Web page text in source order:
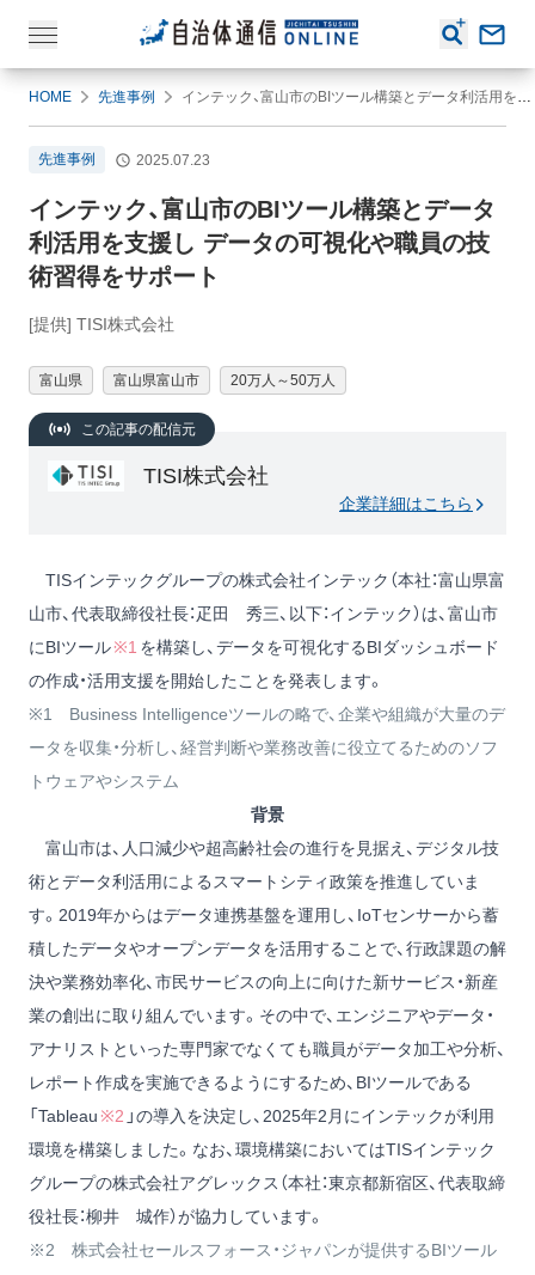
HOME 先進事例 インテック、富山市のBIツール構築とデータ利活用を支援し データの可視化や職員の技術習得をサポート
先進事例 2025.07.23
インテック、富山市のBIツール構築とデータ
利活用を支援し データの可視化や職員の技
術習得をサポート
[提供] TISI株式会社
富山県 富山県富山市 20万人～50万人
この記事の配信元
TISI株式会社
企業詳細はこちら
TISインテックグループの株式会社インテック（本社：富山県富
山市、代表取締役社長：疋田 秀三、以下：インテック）は、富山市
にBIツール※1 を構築し、データを可視化するBIダッシュボード
の作成・活用支援を開始したことを発表します。
※1 Business Intelligenceツールの略で、企業や組織が大量のデ
ータを収集・分析し、経営判断や業務改善に役立てるためのソフ
トウェアやシステム
背景
富山市は、人口減少や超高齢社会の進行を見据え、デジタル技
術とデータ利活用によるスマートシティ政策を推進していま
す。2019年からはデータ連携基盤を運用し、IoTセンサーから蓄
積したデータやオープンデータを活用することで、行政課題の解
決や業務効率化、市民サービスの向上に向けた新サービス・新産
業の創出に取り組んでいます。その中で、エンジニアやデータ・
アナリストといった専門家でなくても職員がデータ加工や分析、
レポート作成を実施できるようにするため、BIツールである
「Tableau※2 」の導入を決定し、2025年2月にインテックが利用
環境を構築しました。なお、環境構築においてはTISインテック
グループの株式会社アグレックス（本社：東京都新宿区、代表取締
役社長：柳井 城作）が協力しています。
※2 株式会社セールスフォース・ジャパンが提供するBIツール